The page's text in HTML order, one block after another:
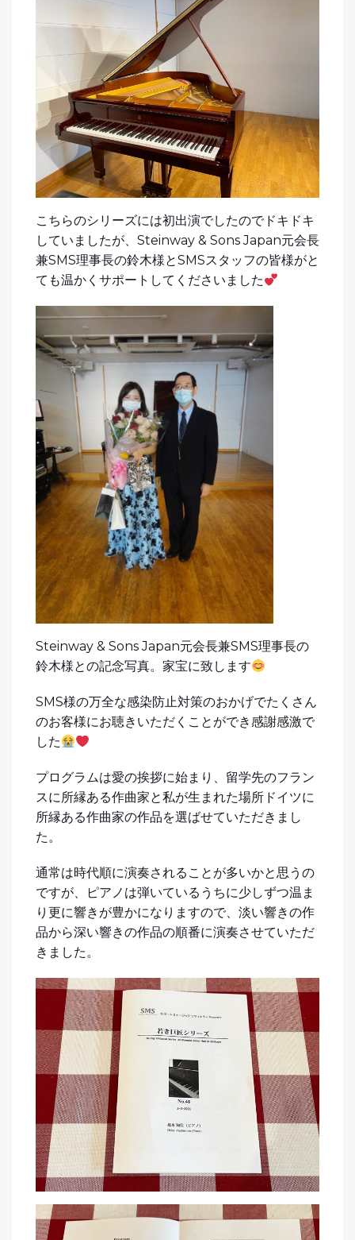
こちらのシリーズには初出演でしたのでドキドキ
していましたが、Steinway & Sons Japan元会長
兼SMS理事長の鈴木様とSMSスタッフの皆様がと
ても温かくサポートしてくださいました
Steinway & Sons Japan元会長兼SMS理事長の
鈴木様との記念写真。家宝に致します
SMS様の万全な感染防止対策のおかげでたくさん
のお客様にお聴きいただくことができ感謝感激で
した
プログラムは愛の挨拶に始まり、留学先のフラン
スに所縁ある作曲家と私が生まれた場所ドイツに
所縁ある作曲家の作品を選ばせていただきまし
た。
通常は時代順に演奏されることが多いかと思うの
ですが、ピアノは弾いているうちに少しずつ温ま
り更に響きが豊かになりますので、淡い響きの作
品から深い響きの作品の順番に演奏させていただ
きました。